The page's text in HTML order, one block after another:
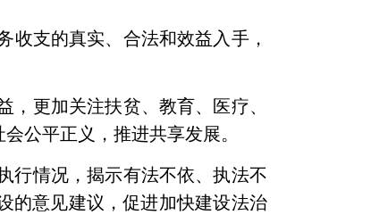
收支的真实、合法和效益入手，
更加关注扶贫、教育、医疗、
公平正义，推进共享发展。
行情况，揭示有法不依、执法不
的意见建议，促进加快建设法治